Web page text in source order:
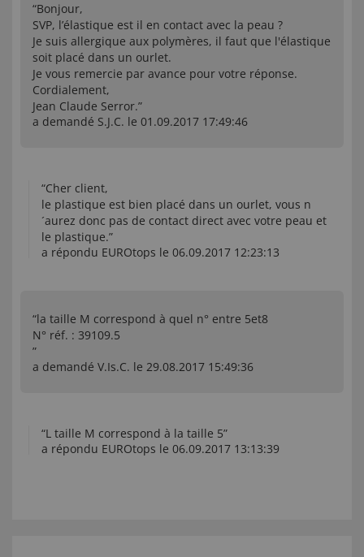
“Bonjour,
SVP, l’élastique est il en contact avec la peau ?
Je suis allergique aux polymères, il faut que l'élastique
soit placé dans un ourlet.
Je vous remercie par avance pour votre réponse.
Cordialement,
Jean Claude Serror.”
a demandé S.J.C. le 01.09.2017 17:49:46
“Cher client,
le plastique est bien placé dans un ourlet, vous n
´aurez donc pas de contact direct avec votre peau et
le plastique.”
a répondu EUROtops le 06.09.2017 12:23:13
“la taille M correspond à quel n° entre 5et8
N° réf. : 39109.5
”
a demandé V.Is.C. le 29.08.2017 15:49:36
“L taille M correspond à la taille 5”
a répondu EUROtops le 06.09.2017 13:13:39